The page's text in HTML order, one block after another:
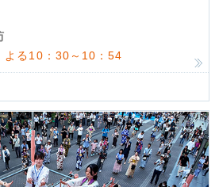
よる10：30～10：54